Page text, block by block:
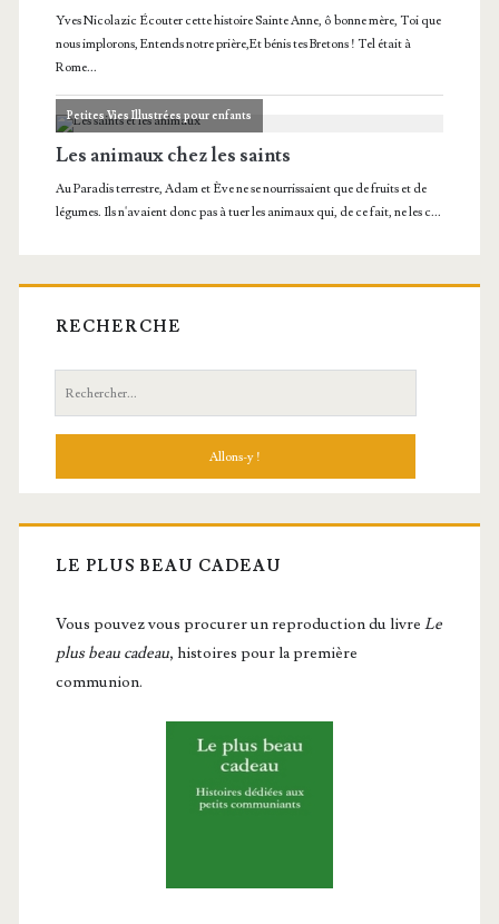
RECHERCHE
Recherche:
LE PLUS BEAU CADEAU
Vous pou­vez vous pro­cu­rer un repro­duc­tion du livre Le
plus beau cadeau, histoires pour la première
communion.